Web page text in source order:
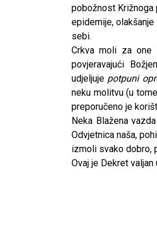
pobožnost Križnoga
epidemije,
sebi.
Crkva moli za one
povjeravajući
udjeljuje potpuni
neku molitvu (u
preporučeno je
Neka Blažena
Odvjetnica naša,
izmoli svako dobro,
Ovaj je Dekret